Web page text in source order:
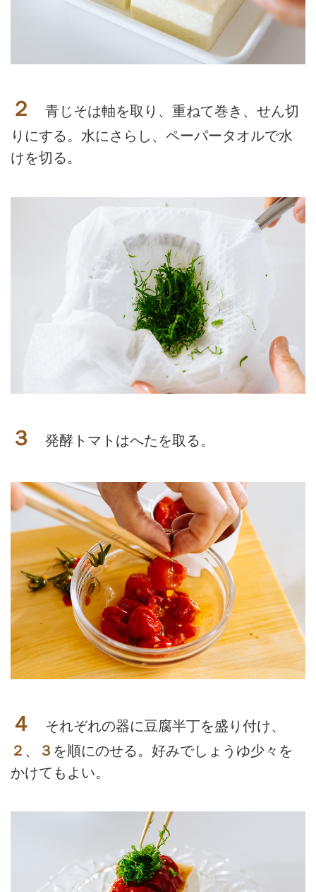
２
青じそは軸を取り、重ねて巻き、せん切
りにする。水にさらし、ペーパータオルで水
けを切る。
３ 発酵トマトはへたを取る。
４
それぞれの器に豆腐半丁を盛り付け、
２ 、 ３ を順にのせる。好みでしょうゆ少々を
かけてもよい。